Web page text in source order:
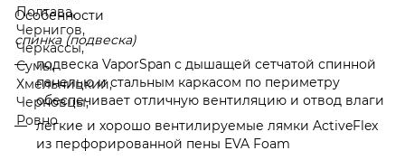
Особенности
спинка (подвеска)
подвеска VaporSpan с дышащей сетчатой ​​спинной
панелью и стальным каркасом по периметру
обеспечивает отличную вентиляцию и отвод влаги
легкие и хорошо вентилируемые лямки ActiveFlex
из перфорированной пены EVA Foam